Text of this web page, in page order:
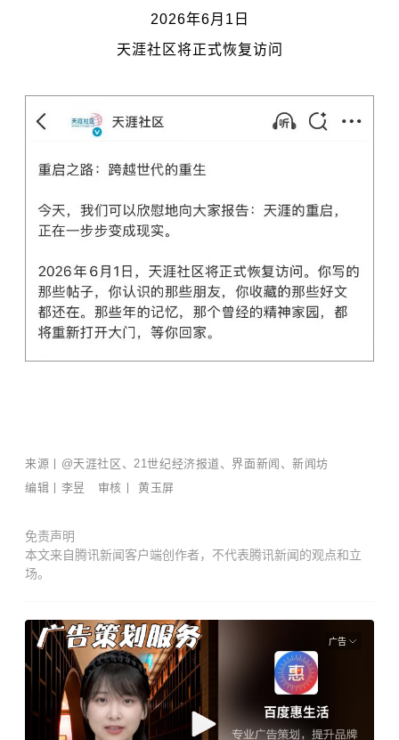
2026年6月1日
天涯社区将正式恢复访问
来源丨@天涯社区、21世纪经济报道、界面新闻、新闻坊
编辑丨李昱 审核丨 黄玉屏
免责声明
本文来自腾讯新闻客户端创作者，不代表腾讯新闻的观点和立
场。
广告